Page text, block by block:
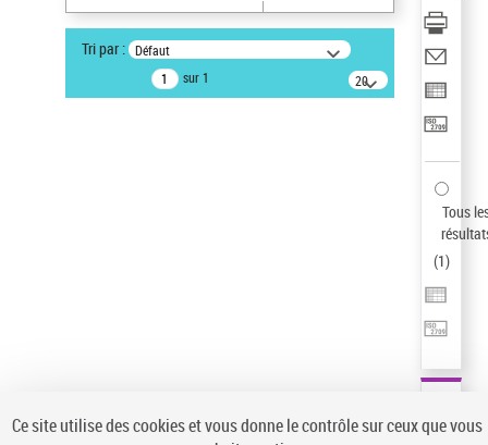
Type de notice d'autorité
Tri par : Défaut
sur 1
20
résultats/page
Tous
(1)
Ce site utilise des cookies et vous donne le contrôle sur ceux que vous